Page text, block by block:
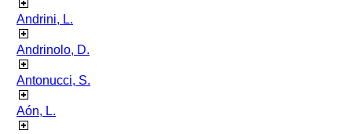
Andrini, L.
Andrinolo, D.
Antonucci, S.
Aón, L.